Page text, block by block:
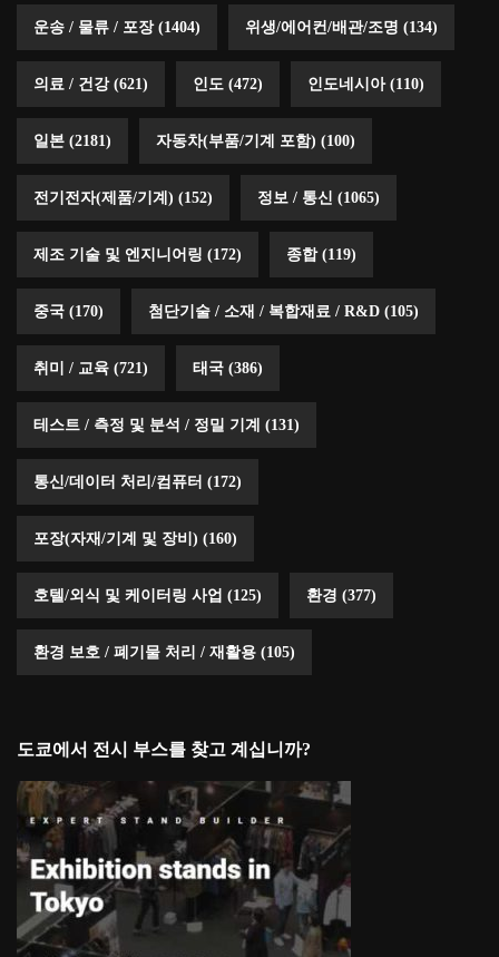
운송 / 물류 / 포장(1404) 위생/에어컨/배관/조명 (134)
의료 / 건강(621) 인도 (472) 인도네시아(110)
일본 (2181) 자동차(부품/기계 포함) (100)
전기전자(제품/기계) (152) 정보 / 통신 (1065)
제조 기술 및 엔지니어링 (172) 종합(119)
중국 (170) 첨단기술 / 소재 / 복합재료 / R&D (105)
취미 / 교육 (721) 태국 (386)
테스트 / 측정 및 분석 / 정밀 기계 (131)
통신/데이터 처리/컴퓨터 (172)
포장(자재/기계 및 장비) (160)
호텔/외식 및 케이터링 사업 (125) 환경 (377)
환경 보호 / 폐기물 처리 / 재활용 (105)
도쿄에서 전시 부스를 찾고 계십니까?